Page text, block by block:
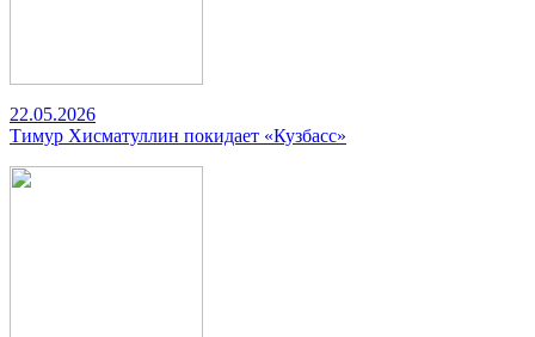
22.05.2026
Тимур Хисматуллин покидает «Кузбасс»